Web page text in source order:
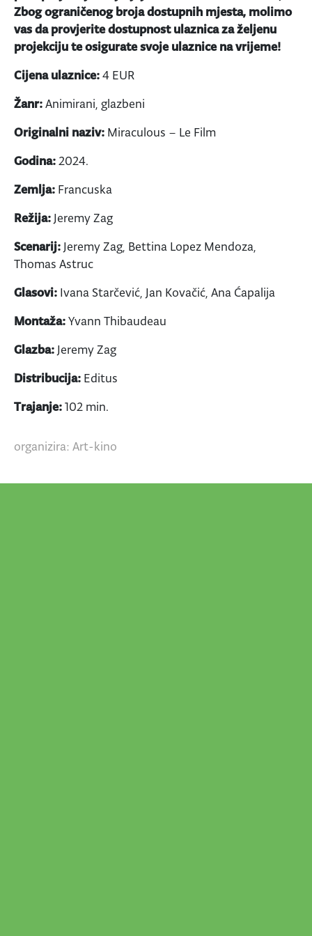
Zbog ograničenog broja dostupnih mjesta, molimo
vas da provjerite dostupnost ulaznica za željenu
projekciju te osigurate svoje ulaznice na vrijeme!
Cijena ulaznice:4 EUR
Žanr:Animirani, glazbeni
Originalni naziv: Miraculous – Le Film
Godina:2024.
Zemlja: Francuska
Režija:Jeremy Zag
Scenarij:Jeremy Zag, Bettina Lopez Mendoza,
Thomas Astruc
Glasovi: Ivana Starčević, Jan Kovačić, Ana Ćapalija
Montaža:Yvann Thibaudeau
Glazba:Jeremy Zag
Distribucija: Editus
Trajanje:102 min.
organizira: Art-kino